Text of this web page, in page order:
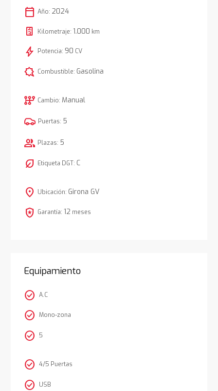
calendar_today Año: 2024
Kilometraje: 1.000 km
bolt Potencia: 90 CV
comic_bubble Combustible: Gasolina
auto_transmission Cambio: Manual
Puertas: 5
group Plazas: 5
nest_eco_leaf Etiqueta DGT: C
location_on Ubicación: Girona GV
local_police Garantía: 12 meses
Equipamiento
check_circle A.C
check_circle Mono-zona
check_circle 5
check_circle 4/5 Puertas
check_circle USB